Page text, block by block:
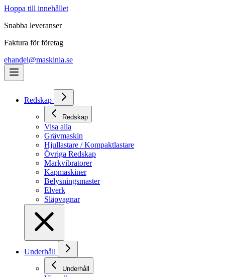
Hoppa till innehållet
Snabba leveranser
Faktura för företag
ehandel@maskinia.se
Redskap
Redskap
Visa alla
Grävmaskin
Hjullastare / Kompaktlastare
Övriga Redskap
Markvibratorer
Kapmaskiner
Belysningsmaster
Elverk
Släpvagnar
Underhåll
Underhåll